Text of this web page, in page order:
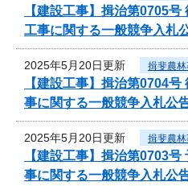
【建設工事】揖治第0705
工事に関する一般競争入札
2025年5月20日更新 揖斐農
【建設工事】揖治第0704
事に関する一般競争入札公
2025年5月20日更新 揖斐農
【建設工事】揖治第0703
事に関する一般競争入札公